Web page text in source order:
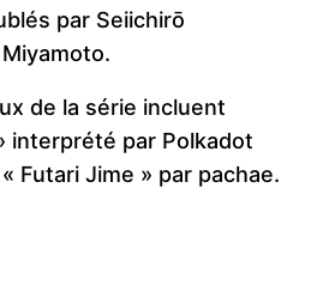
par Seiichirō
de la série incluent
interprété par Polkadot
Futari Jime » par pachae.